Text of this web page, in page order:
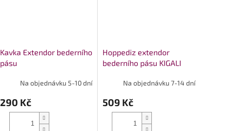
Kavka Extendor bederního
pásu
Na objednávku 5-10 dní
290 Kč
Hoppediz extendor
bederního pásu KIGALI
Na objednávku 7-14 dní
509 Kč